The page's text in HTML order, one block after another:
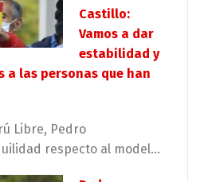
Castillo:
Vamos a dar
estabilidad y
las personas que han
Libre, Pedro
respecto al model...